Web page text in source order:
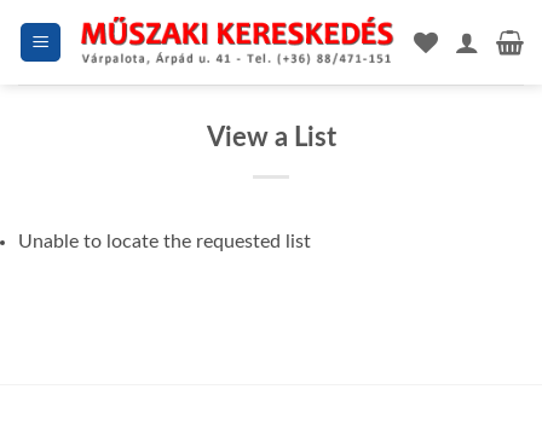
View a List
Unable to locate the requested list